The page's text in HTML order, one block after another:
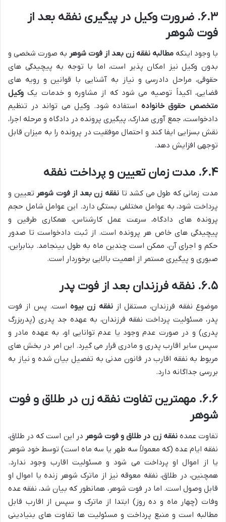
۶.۳. ضرورت وکیل در پیگیری نفقه بعد از
فوت شوهر
با وجود اینکه مطالبه نفقه زن بعد از فوت شوهر به صورت شخصی و
بدون وکیل نیز امکان پذیر است، اما با توجه به پیچیدگی های
حقوقی، مراحل دادرسی و نیاز به آشنایی با قوانین و رویه های
قضایی، اکیداً توصیه می شود که از مشاوره و خدمات یک وکیل
متخصص حقوق خانواده استفاده شود. وکیل می تواند در تنظیم
دادخواست، جمع آوری مدارک، پیگیری پرونده در دادگاه و مرحله اجرا،
نقش بسزایی ایفا کند و احتمال موفقیت در پرونده را به میزان قابل
توجهی افزایش دهد.
۶.۴. مدت زمان تعیین و پرداخت نفقه
مدت زمانی که طول می کشد تا نفقه زن بعد از فوت شوهر تعیین و
پرداخت شود، به عوامل مختلفی بستگی دارد. این عوامل شامل حجم
پرونده های دادگاه، سرعت عمل کارشناس، همکاری طرفین و
پیچیدگی های خاص هر پرونده است. از ثبت دادخواست تا صدور
حکم و اجرای آن، ممکن است چندین ماه به طول بینجامد. بنابراین،
صبوری و پیگیری مستمر از اهمیت بالایی برخوردار است.
۶.۵. نفقه فرزندان بعد از فوت پدر
موضوع نفقه فرزندان، مستقل ازنفقه زن بیوهاست. پس از فوت
پدر، مسئولیت پرداخت نفقه فرزندان، به عهده جد پدری (پدربزرگ
پدری) و در صورت عدم وجود یا عدم توانایی او، به عهده مادر و
سپس سایر اقارب پدری و مادری قرار می گیرد. این امر در بخش های
مربوط به نفقه اقارب در قانون مدنی به تفصیل بیان شده و نیاز به
بررسی جداگانه دارد.
۶.۶. مهمترین تفاوت نفقه زن در طلاق و فوت
شوهر
تفاوت عمدهنفقه زن در طلاق و فوت شوهر در این است که در طلاق،
نفقه ایام عده (که معمولاً سه طهر یا سه ماه است) توسط خود شوهر
یا از اموال او پرداخت می شود و مسئولیت اقارب وجود ندارد.
همچنین، در طلاق، نفقه معوقه نیز از ماترک شوهر زنده یا اموال او
قابل وصول است. اما در فوت شوهر، همانطور که بیان شد، نفقه عده
وفات (چهار ماه و ده روز) ابتدا از ماترک و سپس از اقارب قابل
مطالبه است و منبع پرداخت و مسئولیت ها تفاوت های بنیادینی